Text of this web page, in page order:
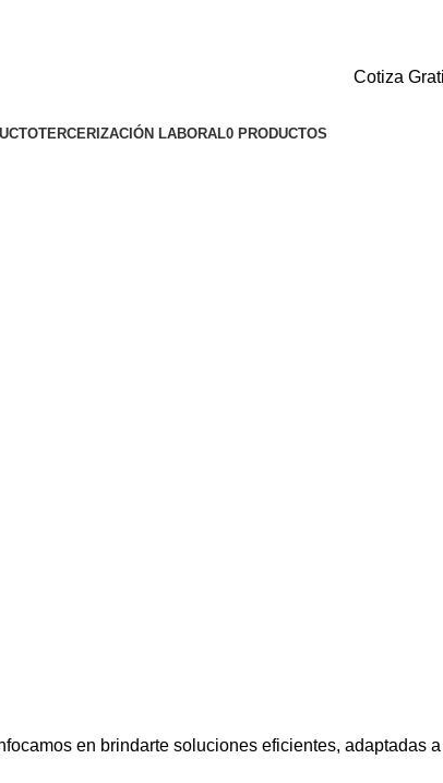
Cotiza
TERCERIZACIÓN LABORAL0 PRODUCTOS
en brindarte soluciones eficientes, adaptadas a